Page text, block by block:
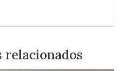
relacionados